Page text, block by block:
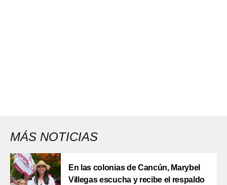
MÁS NOTICIAS
En las colonias de Cancún, Marybel
Villegas escucha y recibe el respaldo